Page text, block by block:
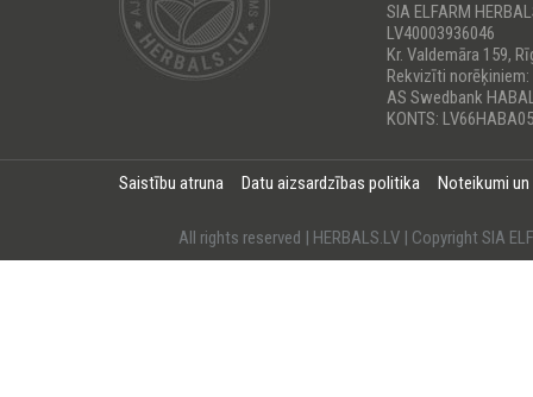
SIA ELFARM
LV40003936046
Kr. Valdemāra 159,
Rekvizīti norēķiniem:
AS Swedbank
KONTS:
Saistību atruna Datu aizsardzības politika Noteikumi
All rights reserved | HERBALS.LV | Copyright SIA